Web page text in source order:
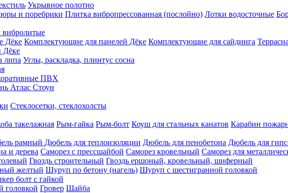
Укрывное полотно
и поребрики Плитка вибропрессованная (послойно) Лотки водосточные
Дёке Комплектующие для панелей Дёке Комплектующие для сайдинга
Дёке
липа Углы, раскладка, плинтус сосна
ПВХ
Атлас Стоун
Стеклосетки, стеклохолсты
такелажная Рым-гайка Рым-болт Коуш для стальных канатов Карабин
рамный Дюбель для теплоизоляции Дюбель для пенобетона Дюбель для
и дерева Саморез с прессшайбой Саморез кровельный Саморез для
Гвоздь строительный Гвоздь ершоный, кровельный, шиферный
желтый Шуруп по бетону (нагель) Шуруп с шестигранной головкой
болт с гайкой
головкой Гровер Шайба